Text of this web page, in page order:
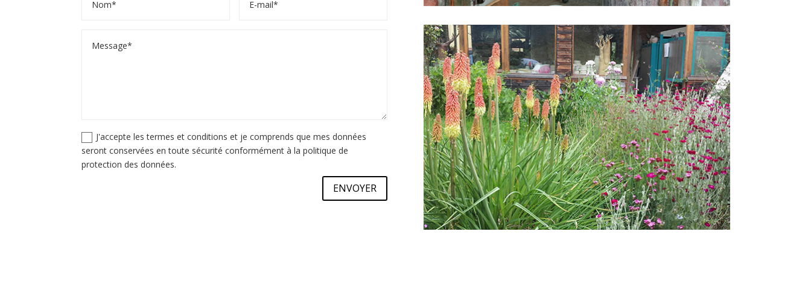
J'accepte les termes et conditions et je comprends que mes données
seront conservées en toute sécurité conformément à la politique de
protection des données.
ENVOYER